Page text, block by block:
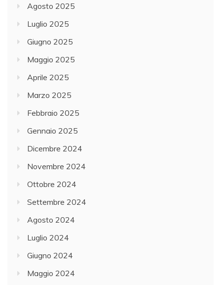
Agosto 2025
Luglio 2025
Giugno 2025
Maggio 2025
Aprile 2025
Marzo 2025
Febbraio 2025
Gennaio 2025
Dicembre 2024
Novembre 2024
Ottobre 2024
Settembre 2024
Agosto 2024
Luglio 2024
Giugno 2024
Maggio 2024